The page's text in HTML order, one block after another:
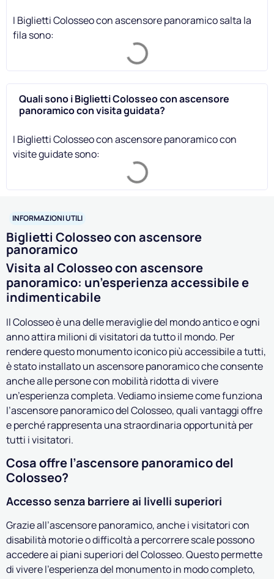
I Biglietti Colosseo con ascensore panoramico salta la
fila sono:
Quali sono i Biglietti Colosseo con ascensore
panoramico con visita guidata?
I Biglietti Colosseo con ascensore panoramico con
visite guidate sono:
INFORMAZIONI UTILI
Biglietti Colosseo con ascensore
panoramico
Visita al Colosseo con ascensore
panoramico: un’esperienza accessibile e
indimenticabile
Il Colosseo è una delle meraviglie del mondo antico e ogni
anno attira milioni di visitatori da tutto il mondo. Per
rendere questo monumento iconico più accessibile a tutti,
è stato installato un ascensore panoramico che consente
anche alle persone con mobilità ridotta di vivere
un’esperienza completa. Vediamo insieme come funziona
l’ascensore panoramico del Colosseo, quali vantaggi offre
e perché rappresenta una straordinaria opportunità per
tutti i visitatori.
Cosa offre l’ascensore panoramico del
Colosseo?
Accesso senza barriere ai livelli superiori
Grazie all’ascensore panoramico, anche i visitatori con
disabilità motorie o difficoltà a percorrere scale possono
accedere ai piani superiori del Colosseo. Questo permette
di vivere l’esperienza del monumento in modo completo,